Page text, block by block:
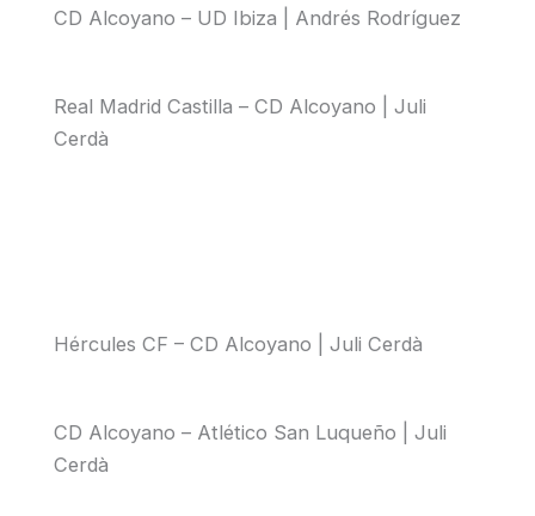
CD Alcoyano – UD Ibiza | Andrés Rodríguez
Real Madrid Castilla – CD Alcoyano | Juli
Cerdà
Hércules CF – CD Alcoyano | Juli Cerdà
CD Alcoyano – Atlético San Luqueño | Juli
Cerdà